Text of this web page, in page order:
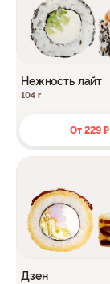
Нежность лайт
104 г
От 229 ₽
Дзен